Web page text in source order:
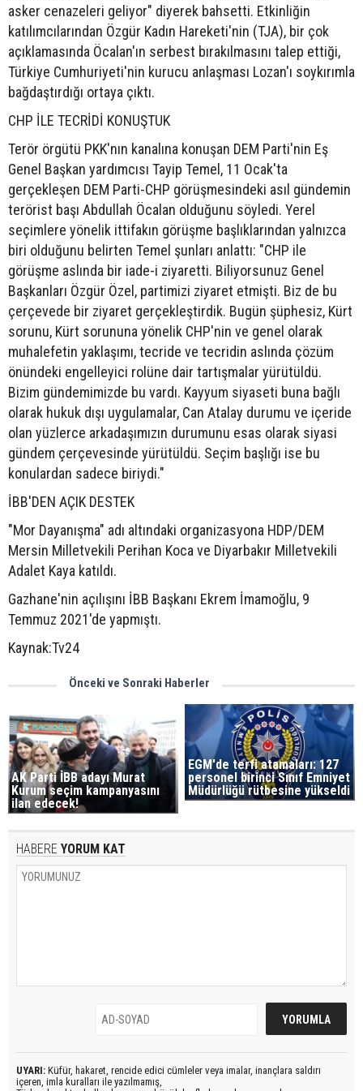
asker cenazeleri geliyor" diyerek bahsetti. Etkinliğin
katılımcılarından Özgür Kadın Hareketi'nin (TJA), bir çok
açıklamasında Öcalan'ın serbest bırakılmasını talep ettiği,
Türkiye Cumhuriyeti'nin kurucu anlaşması Lozan'ı soykırımla
bağdaştırdığı ortaya çıktı.
CHP İLE TECRİDİ KONUŞTUK
Terör örgütü PKK'nın kanalına konuşan DEM Parti'nin Eş
Genel Başkan yardımcısı Tayip Temel, 11 Ocak'ta
gerçekleşen DEM Parti-CHP görüşmesindeki asıl gündemin
terörist başı Abdullah Öcalan olduğunu söyledi. Yerel
seçimlere yönelik ittifakın görüşme başlıklarından yalnızca
biri olduğunu belirten Temel şunları anlattı: "CHP ile
görüşme aslında bir iade-i ziyaretti. Biliyorsunuz Genel
Başkanları Özgür Özel, partimizi ziyaret etmişti. Biz de bu
çerçevede bir ziyaret gerçekleştirdik. Bugün şüphesiz, Kürt
sorunu, Kürt sorununa yönelik CHP'nin ve genel olarak
muhalefetin yaklaşımı, tecride ve tecridin aslında çözüm
önündeki engelleyici rolüne dair tartışmalar yürütüldü.
Bizim gündemimizde bu vardı. Kayyum siyaseti buna bağlı
olarak hukuk dışı uygulamalar, Can Atalay durumu ve içeride
olan yüzlerce arkadaşımızın durumunu esas olarak siyasi
gündem çerçevesinde yürütüldü. Seçim başlığı ise bu
konulardan sadece biriydi."
İBB'DEN AÇIK DESTEK
"Mor Dayanışma" adı altındaki organizasyona HDP/DEM
Mersin Milletvekili Perihan Koca ve Diyarbakır Milletvekili
Adalet Kaya katıldı.
Gazhane'nin açılışını İBB Başkanı Ekrem İmamoğlu, 9
Temmuz 2021'de yapmıştı.
Kaynak:Tv24
Önceki ve Sonraki Haberler
AK Parti İBB adayı Murat
Kurum seçim kampanyasını
ilan edecek!
EGM'de terfi atamaları: 127
personel birinci Sınıf Emniyet
Müdürlüğü rütbesine yükseldi
HABERE YORUM KAT
UYARI: Küfür, hakaret, rencide edici cümleler veya imalar, inançlara saldırı
içeren, imla kuralları ile yazılmamış,